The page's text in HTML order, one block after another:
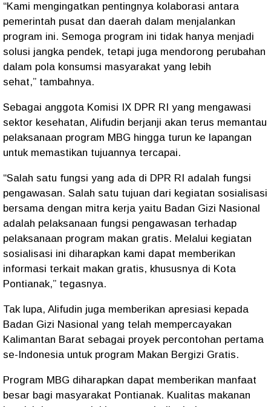
“Kami mengingatkan pentingnya kolaborasi antara
pemerintah pusat dan daerah dalam menjalankan
program ini. Semoga program ini tidak hanya menjadi
solusi jangka pendek, tetapi juga mendorong perubahan
dalam pola konsumsi masyarakat yang lebih
sehat,” tambahnya.
Sebagai anggota Komisi IX DPR RI yang mengawasi
sektor kesehatan, Alifudin berjanji akan terus memantau
pelaksanaan program MBG hingga turun ke lapangan
untuk memastikan tujuannya tercapai.
“Salah satu fungsi yang ada di DPR RI adalah fungsi
pengawasan. Salah satu tujuan dari kegiatan sosialisasi
bersama dengan mitra kerja yaitu Badan Gizi Nasional
adalah pelaksanaan fungsi pengawasan terhadap
pelaksanaan program makan gratis. Melalui kegiatan
sosialisasi ini diharapkan kami dapat memberikan
informasi terkait makan gratis, khususnya di Kota
Pontianak,” tegasnya.
Tak lupa, Alifudin juga memberikan apresiasi kepada
Badan Gizi Nasional yang telah mempercayakan
Kalimantan Barat sebagai proyek percontohan pertama
se-Indonesia untuk program Makan Bergizi Gratis.
Program MBG diharapkan dapat memberikan manfaat
besar bagi masyarakat Pontianak. Kualitas makanan